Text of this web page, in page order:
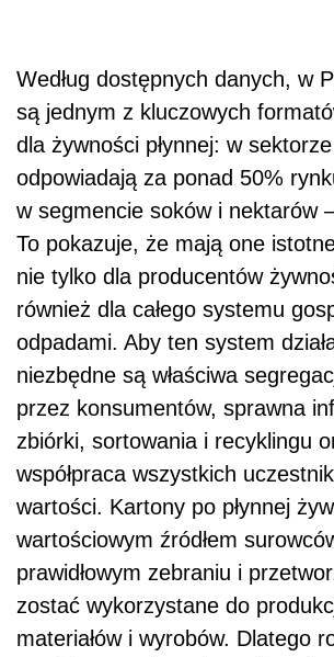
Według dostępnych danych, w
są jednym z kluczowych
dla żywności płynnej: w
odpowiadają za ponad 50%
w segmencie soków i nektarów
To pokazuje, że mają one
nie tylko dla producentów
również dla całego systemu
odpadami. Aby ten system
niezbędne są właściwa
przez konsumentów, sprawna
zbiórki, sortowania i recyklingu
współpraca wszystkich
wartości. Kartony po płynnej
wartościowym źródłem
prawidłowym zebraniu i
zostać wykorzystane do
materiałów i wyrobów. Dlatego